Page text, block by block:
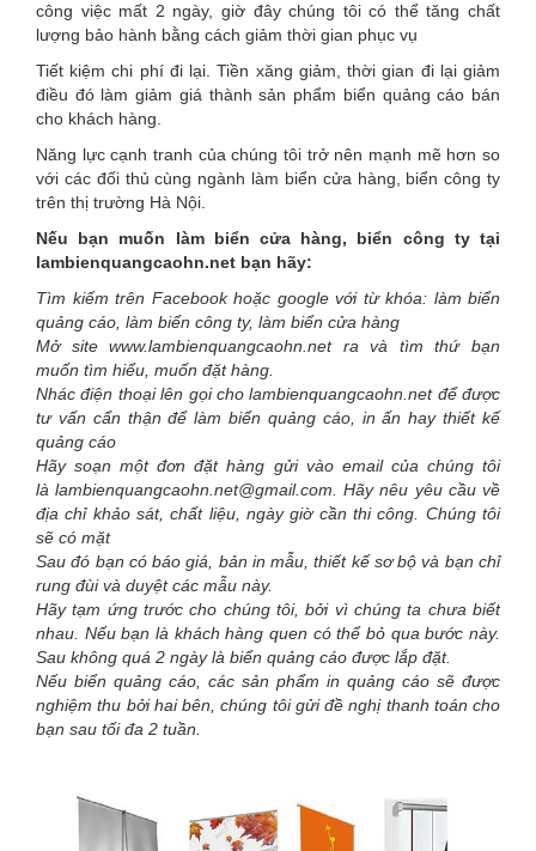
công việc mất 2 ngày, giờ đây chúng tôi có thể tăng chất
lượng bảo hành bằng cách giảm thời gian phục vụ
Tiết kiệm chi phí đi lại. Tiền xăng giảm, thời gian đi lại giảm
điều đó làm giảm giá thành sản phẩm biển quảng cáo bán
cho khách hàng.
Năng lực cạnh tranh của chúng tôi trở nên mạnh mẽ hơn so
với các đối thủ cùng ngành làm biển cửa hàng, biển công ty
trên thị trường Hà Nội.
Nếu bạn muốn làm biển cửa hàng, biển công ty tại
lambienquangcaohn.net bạn hãy:
Tìm kiếm trên Facebook hoặc google với từ khóa: làm biển
quảng cáo, làm biển công ty, làm biển cửa hàng
Mở site www.lambienquangcaohn.net ra và tìm thứ bạn
muốn tìm hiểu, muốn đặt hàng.
Nhác điện thoại lên gọi cho lambienquangcaohn.net để được
tư vấn cẩn thận để làm biển quảng cáo, in ấn hay thiết kế
quảng cáo
Hãy soạn một đơn đặt hàng gửi vào email của chúng tôi
là lambienquangcaohn.net@gmail.com. Hãy nêu yêu cầu về
địa chỉ khảo sát, chất liệu, ngày giờ cần thi công. Chúng tôi
sẽ có mặt
Sau đó bạn có báo giá, bản in mẫu, thiết kế sơ bộ và bạn chỉ
rung đùi và duyệt các mẫu này.
Hãy tạm ứng trước cho chúng tôi, bởi vì chúng ta chưa biết
nhau. Nếu bạn là khách hàng quen có thể bỏ qua bước này.
Sau không quá 2 ngày là biển quảng cáo được lắp đặt.
Nếu biển quảng cáo, các sản phẩm in quảng cáo sẽ được
nghiệm thu bởi hai bên, chúng tôi gửi đề nghị thanh toán cho
bạn sau tối đa 2 tuần.